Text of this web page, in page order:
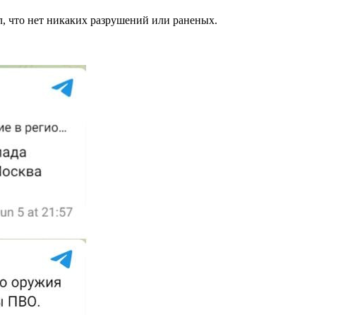
что нет никаких разрушений или раненых.